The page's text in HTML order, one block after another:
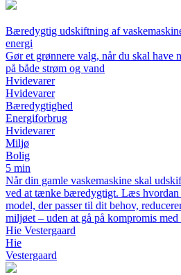
Bæredygtig udskiftning af
energi
Gør et grønnere valg, når du skal have
på både strøm og vand
Hvidevarer
Hvidevarer
Bæredygtighed
Energiforbrug
Hvidevarer
Miljø
Bolig
5 min
Når din gamle vaskemaskine skal
ved at tænke bæredygtigt. Læs
model, der passer til dit behov,
miljøet – uden at gå på kompromis med
Hie Vestergaard
Hie
Vestergaard